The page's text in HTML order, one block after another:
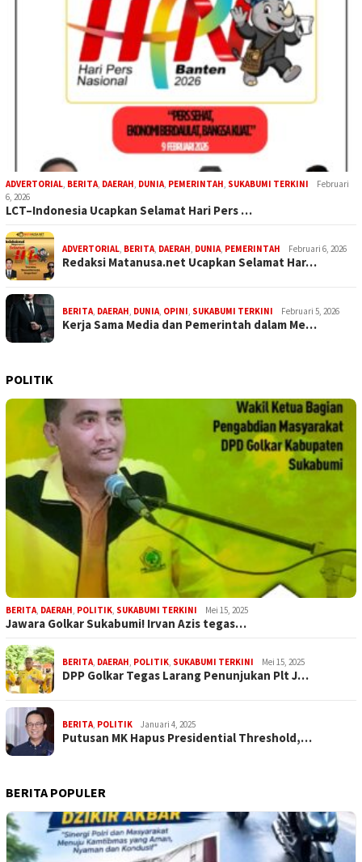
ADVERTORIAL, BERITA, DAERAH, DUNIA, PEMERINTAH, SUKABUMI TERKINI
Februari
6, 2026
LCT–Indonesia Ucapkan Selamat Hari Pers …
ADVERTORIAL, BERITA, DAERAH, DUNIA, PEMERINTAH Februari 6, 2026
Redaksi Matanusa.net Ucapkan Selamat Har…
BERITA, DAERAH, DUNIA, OPINI, SUKABUMI TERKINI Februari 5, 2026
Kerja Sama Media dan Pemerintah dalam Me…
POLITIK
BERITA, DAERAH, POLITIK, SUKABUMI TERKINI Mei 15, 2025
Jawara Golkar Sukabumi! Irvan Azis tegas…
BERITA, DAERAH, POLITIK, SUKABUMI TERKINI Mei 15, 2025
DPP Golkar Tegas Larang Penunjukan Plt J…
BERITA, POLITIK Januari 4, 2025
Putusan MK Hapus Presidential Threshold,…
BERITA POPULER